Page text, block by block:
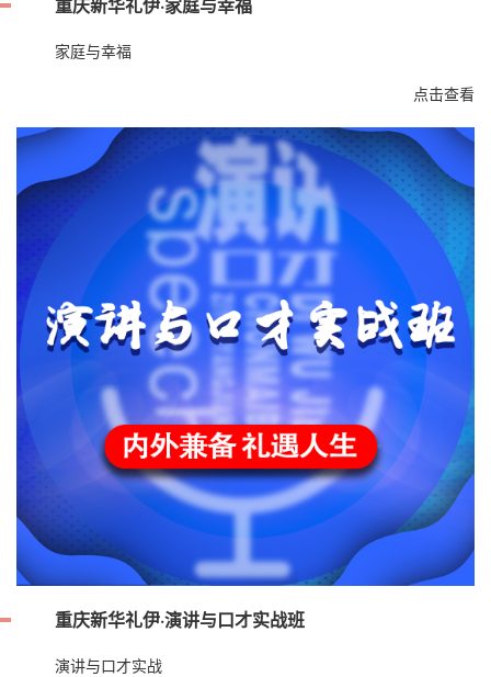
家庭与幸福
点击查看
重庆新华礼伊·演讲与口才实战班
演讲与口才实战